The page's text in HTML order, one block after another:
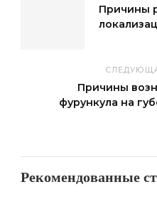
Причины
Причины
фурункула на
Рекомендованные